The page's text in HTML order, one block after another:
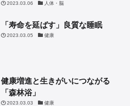
2023.03.06 人体・脳
「寿命を延ばす」良質な睡眠
2023.03.05 健康
健康増進と生きがいにつながる
「森林浴」
2023.03.03 健康